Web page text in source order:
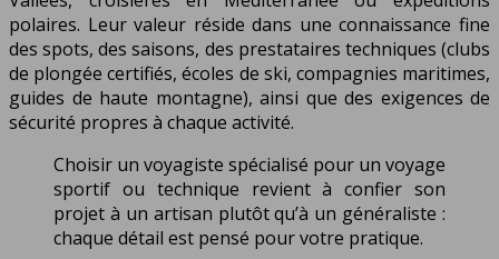
polaires. Leur valeur réside dans une connaissance fine
des spots, des saisons, des prestataires techniques (clubs
de plongée certifiés, écoles de ski, compagnies maritimes,
guides de haute montagne), ainsi que des exigences de
sécurité propres à chaque activité.
Choisir un voyagiste spécialisé pour un voyage
sportif ou technique revient à confier son
projet à un artisan plutôt qu’à un généraliste :
chaque détail est pensé pour votre pratique.